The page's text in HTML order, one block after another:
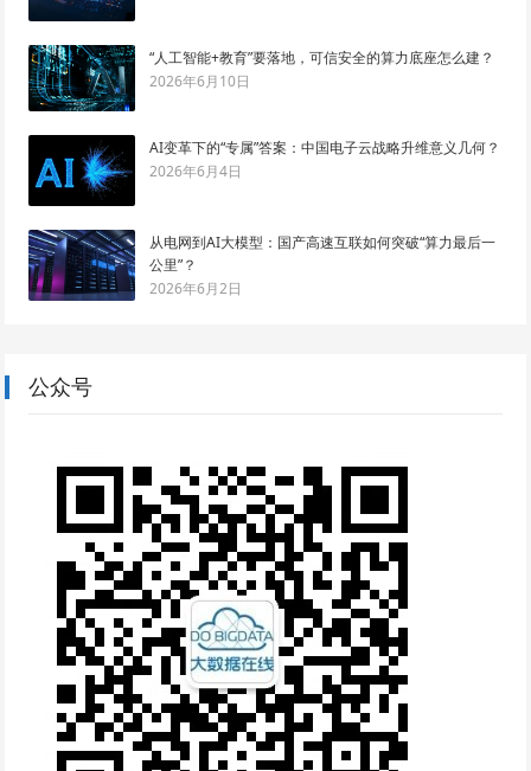
“人工智能+教育”要落地，可信安全的算力底座怎么建？
2026年6月10日
AI变革下的“专属”答案：中国电子云战略升维意义几何？
2026年6月4日
从电网到AI大模型：国产高速互联如何突破“算力最后一
公里”？
2026年6月2日
公众号